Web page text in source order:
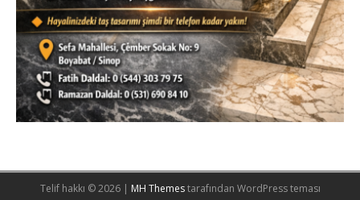
Telif hakkı © 2026 | MH Themestarafından WordPress teması